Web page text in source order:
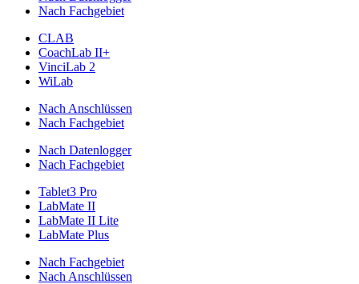
Nach Fachgebiet
CLAB
CoachLab II+
VinciLab 2
WiLab
Nach Anschlüssen
Nach Fachgebiet
Nach Datenlogger
Nach Fachgebiet
Tablet3 Pro
LabMate II
LabMate II Lite
LabMate Plus
Nach Fachgebiet
Nach Anschlüssen